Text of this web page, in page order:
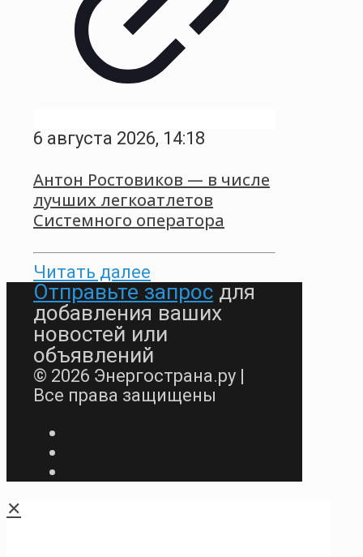
6 августа 2026, 14:18
Антон Ростовиков — в числе
лучших легкоатлетов
Системного оператора
Читать далее
Отправьте запрос для
добавления ваших
новостей или
объявлений
© 2026 Энергострана.ру |
Все права защищены
✕